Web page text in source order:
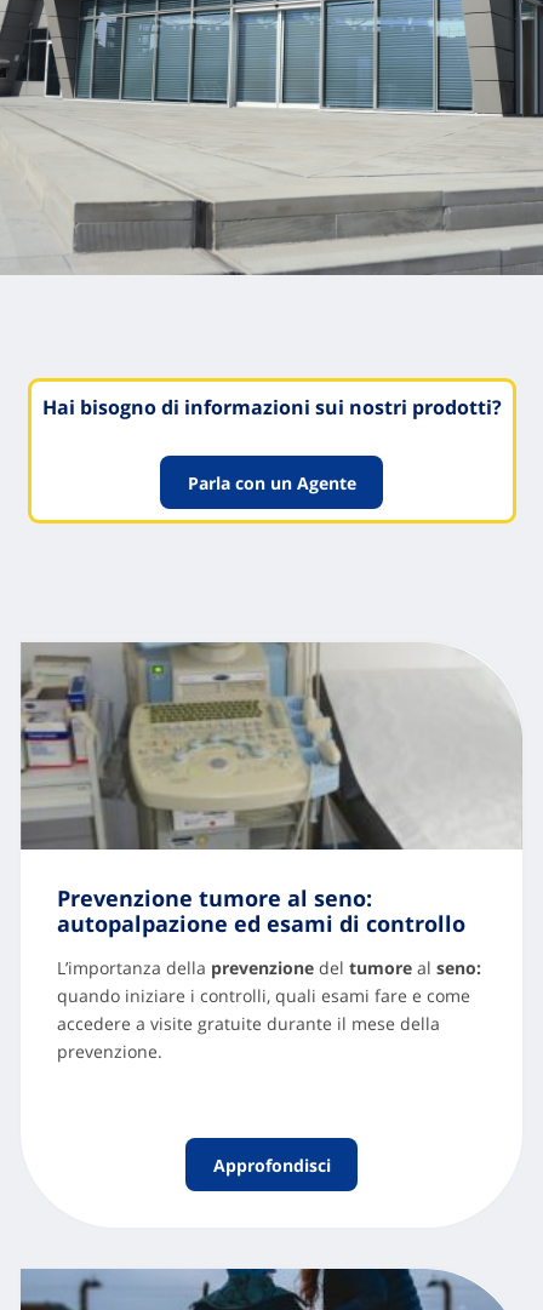
Hai bisogno di informazioni sui nostri prodotti?
Parla con un Agente
Prevenzione tumore al seno:
autopalpazione ed esami di controllo
L’importanza della prevenzione del tumore al seno:
quando iniziare i controlli, quali esami fare e come
accedere a visite gratuite durante il mese della
prevenzione.
Approfondisci